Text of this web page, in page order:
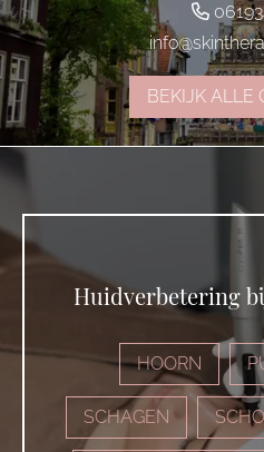
BEKIJK ALLE
Huidverbetering
HOORN
SCHAGEN